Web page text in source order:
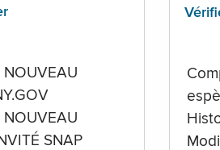
NOUVEAU
NOUVEAU
SNAP